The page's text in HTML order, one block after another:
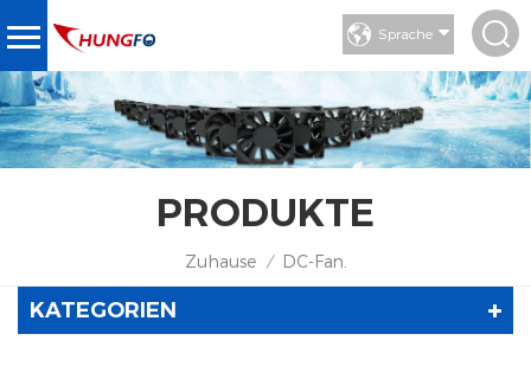
Sprache
PRODUKTE
Zuhause / DC-Fan.
KATEGORIEN